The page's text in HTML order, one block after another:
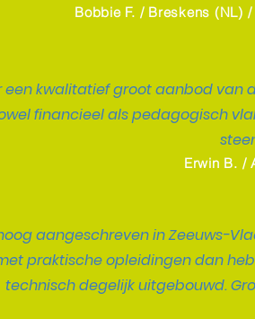
Bobbie F. / Breskens (NL) /
een kwalitatief groot aanbod van
financieel als pedagogisch
Erwin B. /
aangeschreven in Zeeuws-
praktische opleidingen dan
technisch degelijk uitgebouwd.